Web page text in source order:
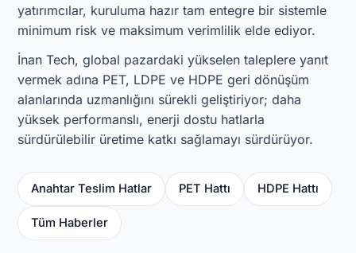
yatırımcılar, kuruluma hazır tam entegre bir sistemle
minimum risk ve maksimum verimlilik elde ediyor.
İnan Tech, global pazardaki yükselen taleplere yanıt
vermek adına PET, LDPE ve HDPE geri dönüşüm
alanlarında uzmanlığını sürekli geliştiriyor; daha
yüksek performanslı, enerji dostu hatlarla
sürdürülebilir üretime katkı sağlamayı sürdürüyor.
Anahtar Teslim Hatlar PET Hattı HDPE Hattı
Tüm Haberler